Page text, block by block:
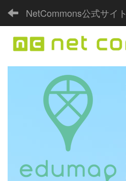
NetCommons公式サイト